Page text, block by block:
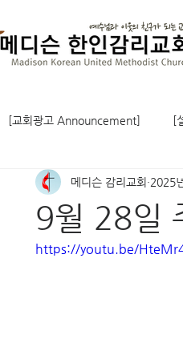
[교회광고 Announcement] [
9월 28일
메디슨 감리교회 2025
https://youtu.be/